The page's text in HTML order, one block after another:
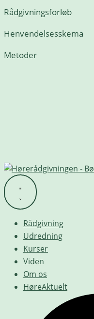
Rådgivningsforløb
Henvendelsesskema
Metoder
Rådgivning
Udredning
Kurser
Viden
Om os
HøreAktuelt